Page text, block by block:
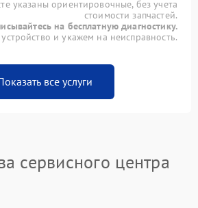
указаны ориентировочные, без учета
стоимости запчастей.
на бесплатную диагностику.
и укажем на неисправность.
все услуги
сервисного центра